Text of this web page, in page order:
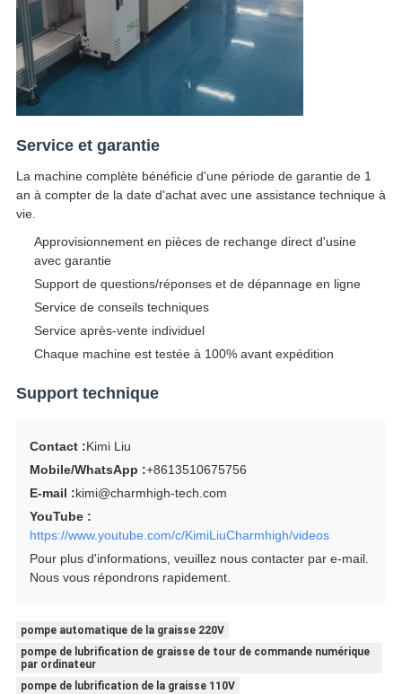
Service et garantie
La machine complète bénéficie d'une période de garantie de 1
an à compter de la date d'achat avec une assistance technique à
vie.
Approvisionnement en pièces de rechange direct d'usine
avec garantie
Support de questions/réponses et de dépannage en ligne
Service de conseils techniques
Service après-vente individuel
Chaque machine est testée à 100% avant expédition
Support technique
Contact :Kimi Liu
Mobile/WhatsApp :+8613510675756
E-mail :kimi@charmhigh-tech.com
YouTube :
https://www.youtube.com/c/KimiLiuCharmhigh/videos
Pour plus d'informations, veuillez nous contacter par e-mail.
Nous vous répondrons rapidement.
pompe automatique de la graisse 220V
pompe de lubrification de graisse de tour de commande numérique
par ordinateur
pompe de lubrification de la graisse 110V